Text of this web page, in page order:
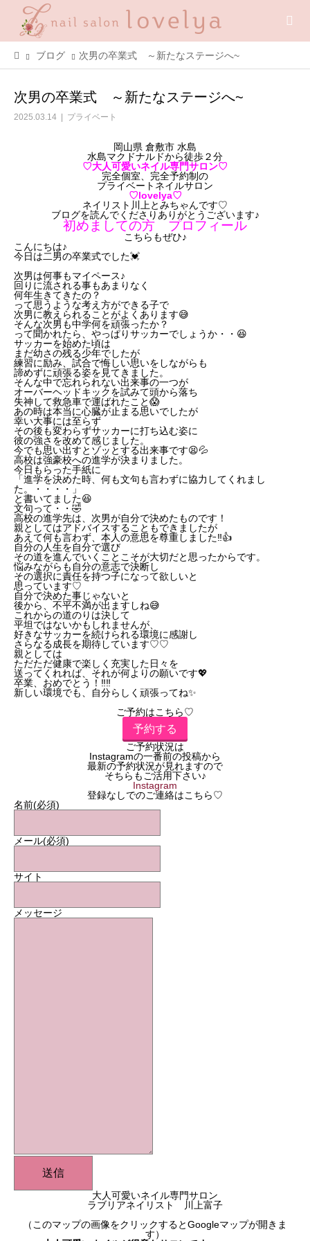
ブログ 次男の卒業式 ～新たなステージへ~
次男の卒業式 ～新たなステージへ~
2025.03.14 プライベート
岡山県 倉敷市 水島
水島マクドナルドから徒歩２分
♡大人可愛いネイル専門サロン♡
完全個室、完全予約制の
プライベートネイルサロン
♡lovelya♡
ネイリスト川上とみちゃんです♡
ブログを読んでくださりありがとうございます♪
初めましての方 プロフィール
こちらもぜひ♪
こんにちは♪
今日は二男の卒業式でした💓
次男は何事もマイペース♪
回りに流される事もあまりなく
何年生きてきたの？
って思うような考え方ができる子で
次男に教えられることがよくあります😅
そんな次男も中学何を頑張ったか？
って聞かれたら、やっぱりサッカーでしょうか・・😆
サッカーを始めた頃は
まだ幼さの残る少年でしたが
練習に励み、試合で悔しい思いをしながらも
諦めずに頑張る姿を見てきました。
そんな中で忘れられない出来事の一つが
オーバーヘッドキックを試みて頭から落ち
失神して救急車で運ばれたこと😱
あの時は本当に心臓が止まる思いでしたが
幸い大事には至らず
その後も変わらずサッカーに打ち込む姿に
彼の強さを改めて感じました。
今でも思い出すとゾッとする出来事です😫💦
高校は強豪校への進学が決まりました。
今日もらった手紙に
「進学を決めた時、何も文句も言わずに協力してくれまし
た。・・・・」
と書いてました😆
文句って・・🤣
高校の進学先は、次男が自分で決めたものです！
親としてはアドバイスすることもできましたが
あえて何も言わず、本人の意思を尊重しました‼️👍
自分の人生を自分で選び
その道を進んでいくことこそが大切だと思ったからです。
悩みながらも自分の意志で決断し
その選択に責任を持つ子になって欲しいと
思っています♡
自分で決めた事じゃないと
後から、不平不満が出ますしね😅
これからの道のりは決して
平坦ではないかもしれませんが、
好きなサッカーを続けられる環境に感謝し
さらなる成長を期待しています♡♡
親としては
ただただ健康で楽しく充実した日々を
送ってくれれば、それが何よりの願いです💖
卒業、おめでとう！‼️‼️
新しい環境でも、自分らしく頑張ってね✨
ご予約はこちら♡
予約する
ご予約状況は
Instagramの一番前の投稿から
最新の予約状況が見れますので
そちらもご活用下さい♪
Instagram
登録なしでのご連絡はこちら♡
名前(必須)
メール(必須)
サイト
メッセージ
送信
大人可愛いネイル専門サロン
ラブリアネイリスト 川上富子
（このマップの画像をクリックするとGoogleマップが開きま
す）